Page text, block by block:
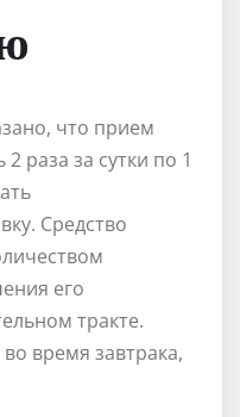
что прием
раза за сутки по 1
Средство
его
тракте.
время завтрака,